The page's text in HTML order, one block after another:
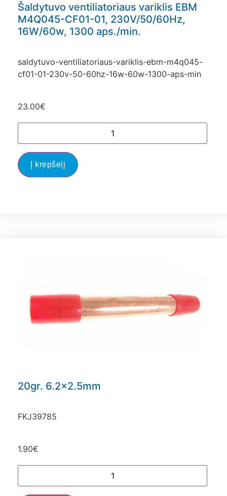
Šaldytuvo ventiliatoriaus variklis EBM
M4Q045-CF01-01, 230V/50/60Hz,
16W/60w, 1300 aps./min.
saldytuvo-ventiliatoriaus-variklis-ebm-m4q045-
cf01-01-230v-50-60hz-16w-60w-1300-aps-min
23.00€
Į krepšelį
20gr. 6.2×2.5mm
FKJ39785
1.90€